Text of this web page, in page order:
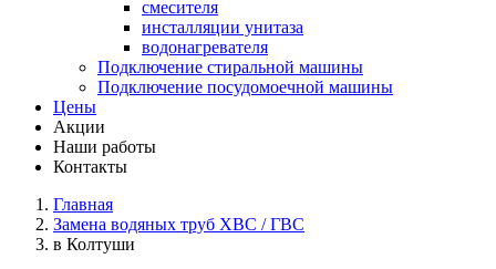
смесителя
инсталляции унитаза
водонагревателя
Подключение стиральной машины
Подключение посудомоечной машины
Цены
Акции
Наши работы
Контакты
Главная
Замена водяных труб ХВС / ГВС
в Колтуши